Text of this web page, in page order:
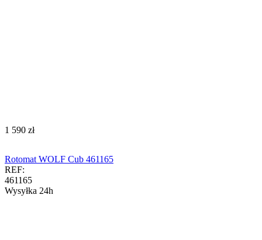
‍1 590‍ zł
Rotomat WOLF Cub 461165
REF:
461165
Wysyłka 24h